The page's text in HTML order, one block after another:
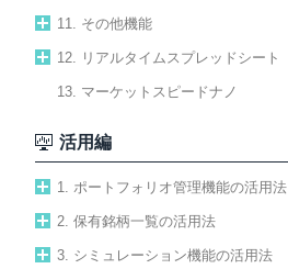
11. その他機能
12. リアルタイムスプレッドシート
13. マーケットスピードナノ
活用編
1. ポートフォリオ管理機能の活用法
2. 保有銘柄一覧の活用法
3. シミュレーション機能の活用法